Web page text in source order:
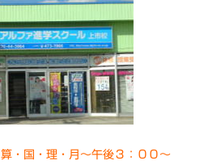
算・国・理・ 月～午後３：００～